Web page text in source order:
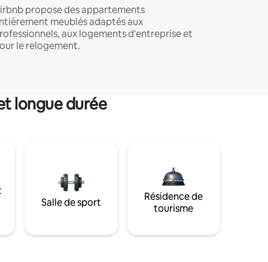
propose des appartements
meublés adaptés aux
aux logements d'entreprise et
le relogement.
longue durée
Salle de sport
Résidence de
tourisme